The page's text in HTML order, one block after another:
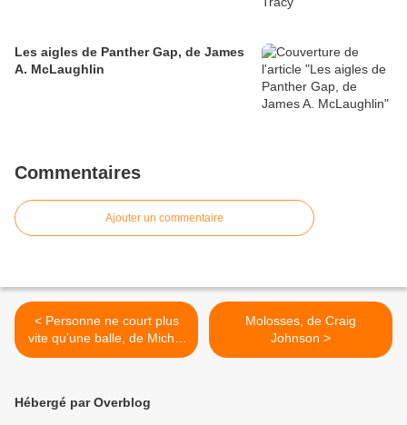
Les aigles de Panther Gap, de James
A. McLaughlin
Commentaires
Ajouter un commentaire
< Personne ne court plus
vite qu’une balle, de Michel
Embareck
Molosses, de Craig
Johnson >
Hébergé par Overblog